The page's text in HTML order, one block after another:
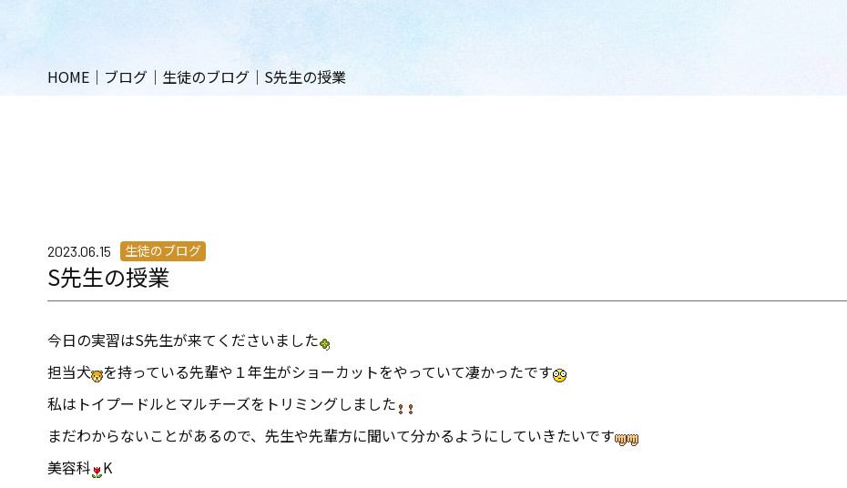
HOME ｜ ブログ ｜ 生徒のブログ ｜ S先生の授業
2023.06.15 生徒のブログ
S先生の授業
今日の実習はS先生が来てくださいました
担当犬 を持っている先輩や１年生がショーカットをやっていて凄かったです
私はトイプードルとマルチーズをトリミングしました
まだわからないことがあるので、先生や先輩方に聞いて分かるようにしていきたいです
美容科
K